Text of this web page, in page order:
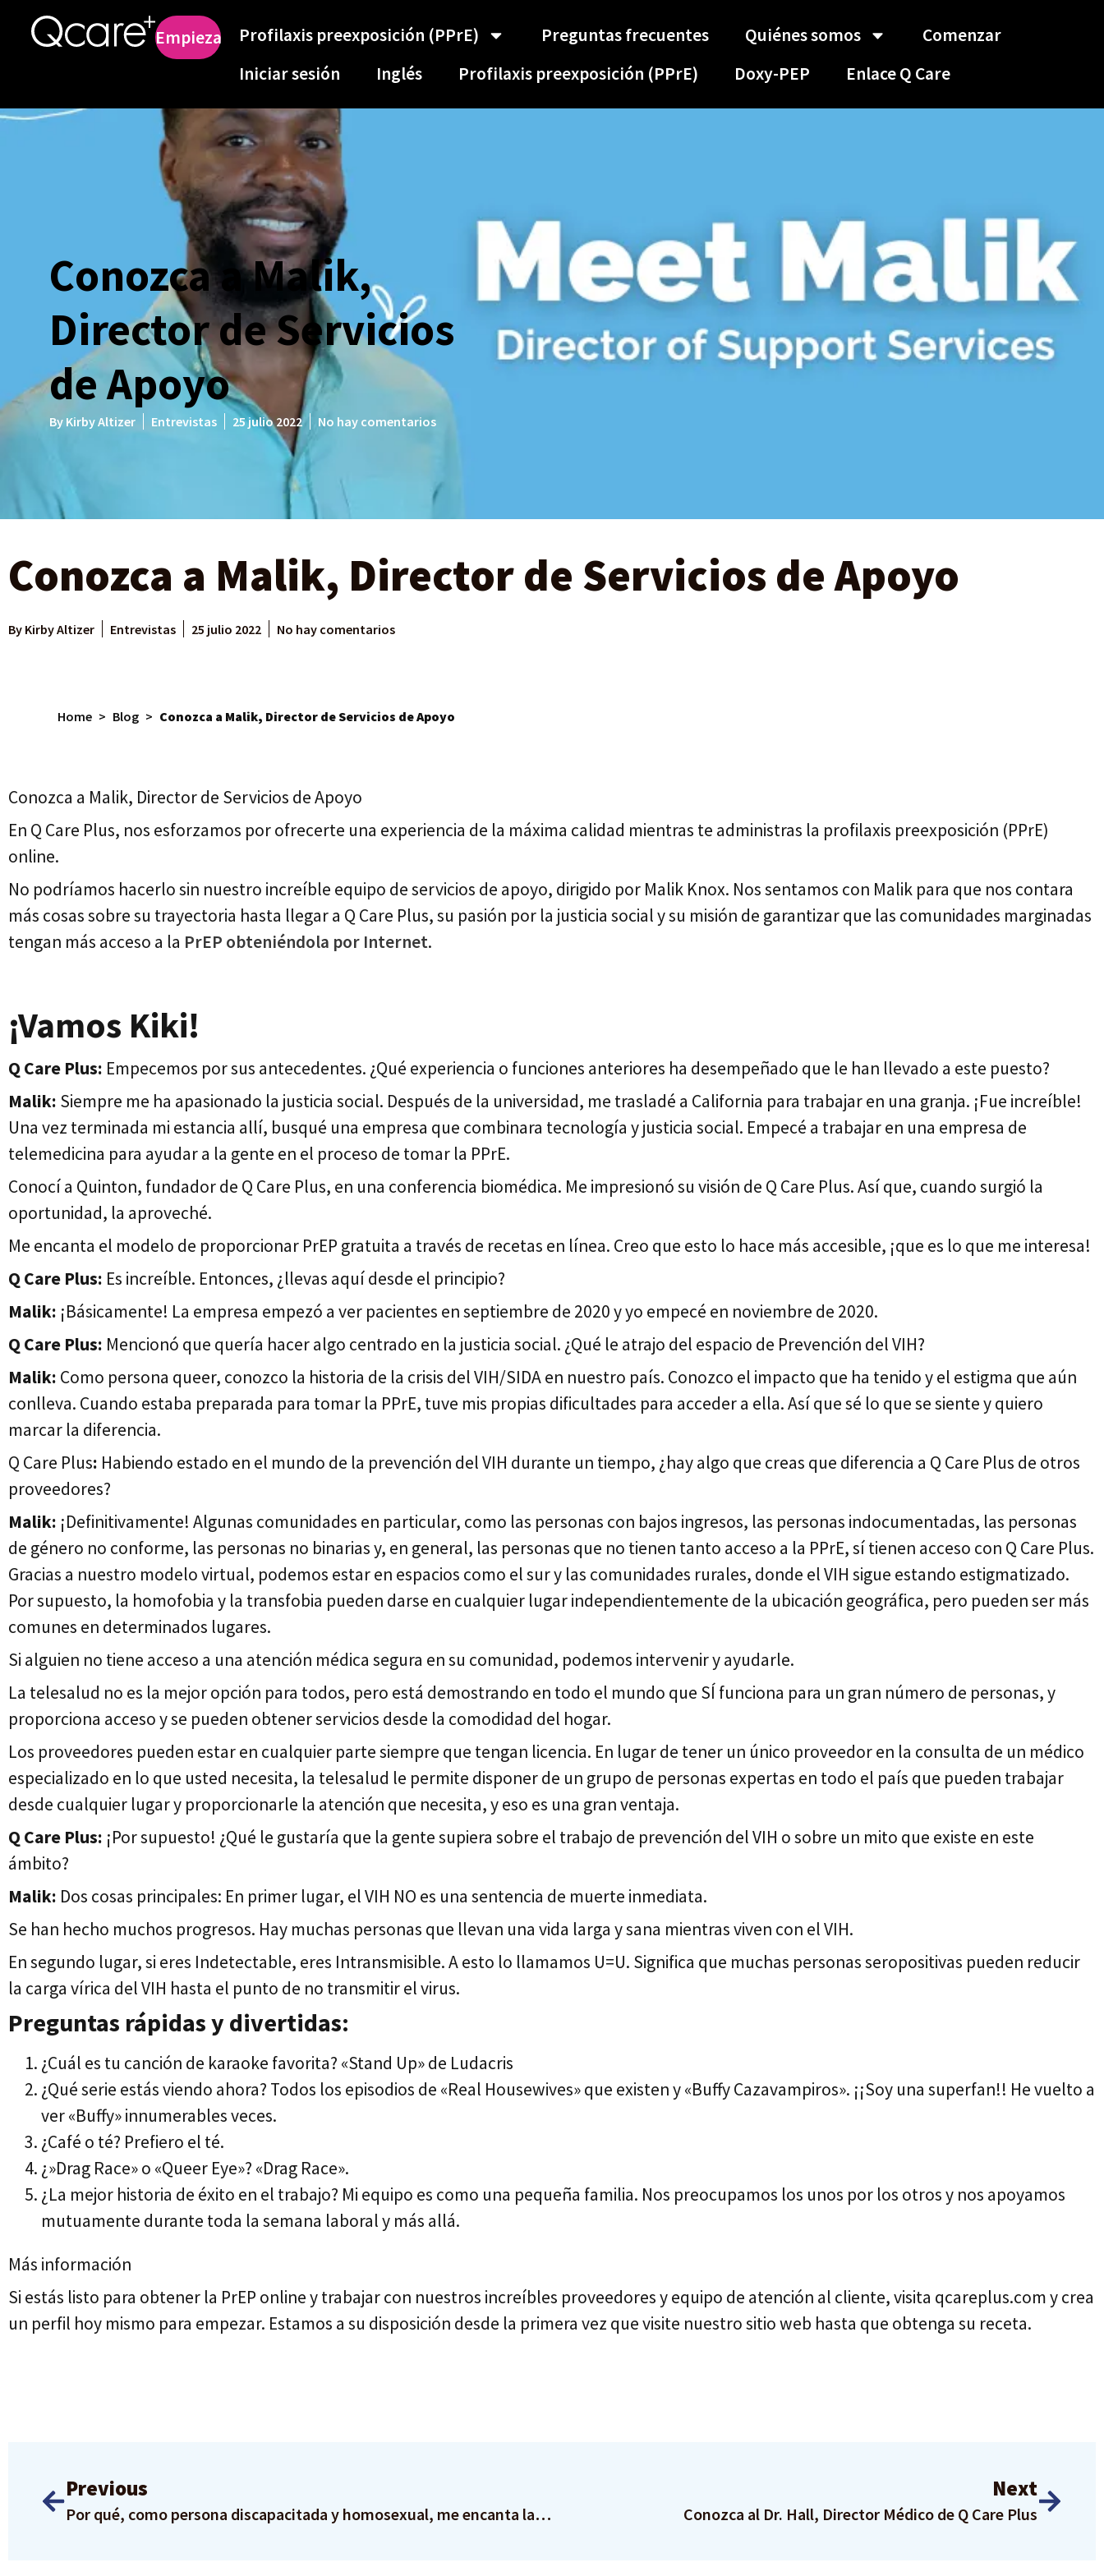
Empieza Profilaxis preexposición (PPrE) Preguntas frecuentes Quiénes somos
Comenzar
Iniciar sesión
Inglés Profilaxis preexposición (PPrE) Doxy-PEP Enlace Q Care
Conozca a Malik,
Director de Servicios
de Apoyo
By Kirby Altizer Entrevistas 25 julio 2022 No hay comentarios
Conozca a Malik, Director de Servicios de Apoyo
By Kirby Altizer Entrevistas 25 julio 2022 No hay comentarios
Home > Blog > Conozca a Malik, Director de Servicios de Apoyo
Conozca a Malik, Director de Servicios de Apoyo
En Q Care Plus, nos esforzamos por ofrecerte una experiencia de la máxima calidad mientras te administras la profilaxis preexposición (PPrE)
online.
No podríamos hacerlo sin nuestro increíble equipo de servicios de apoyo, dirigido por Malik Knox. Nos sentamos con Malik para que nos contara
más cosas sobre su trayectoria hasta llegar a Q Care Plus, su pasión por la justicia social y su misión de garantizar que las comunidades marginadas
tengan más acceso a la PrEP obteniéndola por Internet.
¡Vamos Kiki!
Q Care Plus: Empecemos por sus antecedentes. ¿Qué experiencia o funciones anteriores ha desempeñado que le han llevado a este puesto?
Malik: Siempre me ha apasionado la justicia social. Después de la universidad, me trasladé a California para trabajar en una granja. ¡Fue increíble!
Una vez terminada mi estancia allí, busqué una empresa que combinara tecnología y justicia social. Empecé a trabajar en una empresa de
telemedicina para ayudar a la gente en el proceso de tomar la PPrE.
Conocí a Quinton, fundador de Q Care Plus, en una conferencia biomédica. Me impresionó su visión de Q Care Plus. Así que, cuando surgió la
oportunidad, la aproveché.
Me encanta el modelo de proporcionar PrEP gratuita a través de recetas en línea. Creo que esto lo hace más accesible, ¡que es lo que me interesa!
Q Care Plus: Es increíble. Entonces, ¿llevas aquí desde el principio?
Malik: ¡Básicamente! La empresa empezó a ver pacientes en septiembre de 2020 y yo empecé en noviembre de 2020.
Q Care Plus: Mencionó que quería hacer algo centrado en la justicia social. ¿Qué le atrajo del espacio de Prevención del VIH?
Malik: Como persona queer, conozco la historia de la crisis del VIH/SIDA en nuestro país. Conozco el impacto que ha tenido y el estigma que aún
conlleva. Cuando estaba preparada para tomar la PPrE, tuve mis propias dificultades para acceder a ella. Así que sé lo que se siente y quiero
marcar la diferencia.
Q Care Plus: Habiendo estado en el mundo de la prevención del VIH durante un tiempo, ¿hay algo que creas que diferencia a Q Care Plus de otros
proveedores?
Malik: ¡Definitivamente! Algunas comunidades en particular, como las personas con bajos ingresos, las personas indocumentadas, las personas
de género no conforme, las personas no binarias y, en general, las personas que no tienen tanto acceso a la PPrE, sí tienen acceso con Q Care Plus.
Gracias a nuestro modelo virtual, podemos estar en espacios como el sur y las comunidades rurales, donde el VIH sigue estando estigmatizado.
Por supuesto, la homofobia y la transfobia pueden darse en cualquier lugar independientemente de la ubicación geográfica, pero pueden ser más
comunes en determinados lugares.
Si alguien no tiene acceso a una atención médica segura en su comunidad, podemos intervenir y ayudarle.
La telesalud no es la mejor opción para todos, pero está demostrando en todo el mundo que SÍ funciona para un gran número de personas, y
proporciona acceso y se pueden obtener servicios desde la comodidad del hogar.
Los proveedores pueden estar en cualquier parte siempre que tengan licencia. En lugar de tener un único proveedor en la consulta de un médico
especializado en lo que usted necesita, la telesalud le permite disponer de un grupo de personas expertas en todo el país que pueden trabajar
desde cualquier lugar y proporcionarle la atención que necesita, y eso es una gran ventaja.
Q Care Plus: ¡Por supuesto! ¿Qué le gustaría que la gente supiera sobre el trabajo de prevención del VIH o sobre un mito que existe en este
ámbito?
Malik: Dos cosas principales: En primer lugar, el VIH NO es una sentencia de muerte inmediata.
Se han hecho muchos progresos. Hay muchas personas que llevan una vida larga y sana mientras viven con el VIH.
En segundo lugar, si eres Indetectable, eres Intransmisible. A esto lo llamamos U=U. Significa que muchas personas seropositivas pueden reducir
la carga vírica del VIH hasta el punto de no transmitir el virus.
Preguntas rápidas y divertidas:
¿Cuál es tu canción de karaoke favorita? «Stand Up» de Ludacris
¿Qué serie estás viendo ahora? Todos los episodios de «Real Housewives» que existen y «Buffy Cazavampiros». ¡¡Soy una superfan!! He vuelto a
ver «Buffy» innumerables veces.
¿Café o té? Prefiero el té.
¿»Drag Race» o «Queer Eye»? «Drag Race».
¿La mejor historia de éxito en el trabajo? Mi equipo es como una pequeña familia. Nos preocupamos los unos por los otros y nos apoyamos
mutuamente durante toda la semana laboral y más allá.
Más información
Si estás listo para obtener la PrEP online y trabajar con nuestros increíbles proveedores y equipo de atención al cliente, visita qcareplus.com y crea
un perfil hoy mismo para empezar. Estamos a su disposición desde la primera vez que visite nuestro sitio web hasta que obtenga su receta.
Previous
Por qué, como persona discapacitada y homosexual, me encanta la comodidad de los kits caseros para la detección del VIH y las ITS
Next
Conozca al Dr. Hall, Director Médico de Q Care Plus